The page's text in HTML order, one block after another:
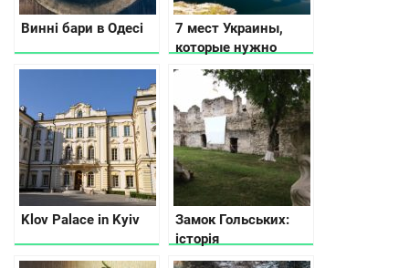
Винні бари в Одесі
7 мест Украины,
которые нужно
увидеть несмотря
ни на что
Klov Palace in Kyiv
Замок Гольських:
історія
Чортковського